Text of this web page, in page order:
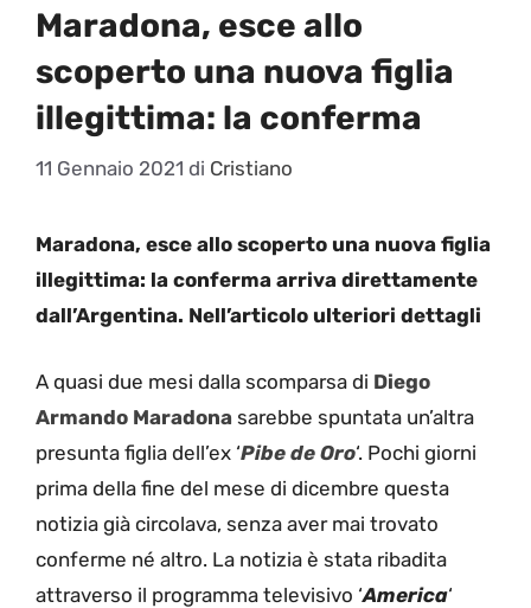
Maradona, esce allo
scoperto una nuova figlia
illegittima: la conferma
11 Gennaio 2021 di Cristiano
Maradona, esce allo scoperto una nuova figlia
illegittima: la conferma arriva direttamente
dall’Argentina. Nell’articolo ulteriori dettagli
A quasi due mesi dalla scomparsa di Diego
Armando Maradona sarebbe spuntata un’altra
presunta figlia dell’ex ‘Pibe de Oro‘. Pochi giorni
prima della fine del mese di dicembre questa
notizia già circolava, senza aver mai trovato
conferme né altro. La notizia è stata ribadita
attraverso il programma televisivo ‘America‘